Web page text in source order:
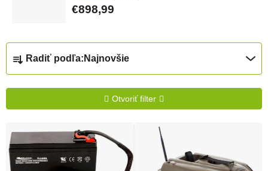
€898,99
Radenie produktov
Radiť podľa: Najnovšie
Otvoriť filter
Výpis produktov